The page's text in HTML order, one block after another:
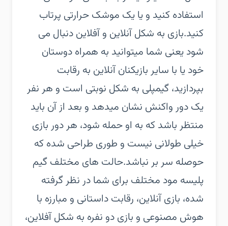
استفاده کنید و یا یک موشک حرارتی پرتاب
کنید.بازی به شکل آنلاین و آفلاین دنبال می
شود یعنی شما میتوانید به همراه دوستان
خود یا با سایر بازیکنان آنلاین به رقابت
بپردازید، گیمپلی به شکل نوبتی است و هر نفر
یک دور واکنش نشان میدهد و بعد از آن باید
منتظر باشد که به او حمله شود، هر دور بازی
خیلی طولانی نیست و طوری طراحی شده که
حوصله سر بر نباشد.حالت های مختلف گیم
پلیسه مود مختلف برای شما در نظر گرفته
شده، بازی آنلاین، رقابت داستانی و مبارزه با
هوش مصنوعی و بازی دو نفره به شکل آفلاین،